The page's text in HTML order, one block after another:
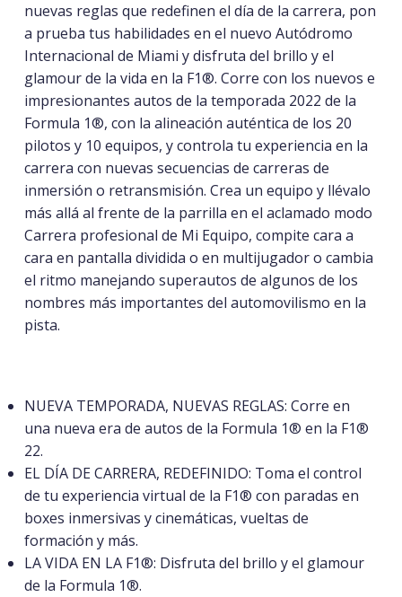
nuevas reglas que redefinen el día de la carrera, pon
a prueba tus habilidades en el nuevo Autódromo
Internacional de Miami y disfruta del brillo y el
glamour de la vida en la F1®. Corre con los nuevos e
impresionantes autos de la temporada 2022 de la
Formula 1®, con la alineación auténtica de los 20
pilotos y 10 equipos, y controla tu experiencia en la
carrera con nuevas secuencias de carreras de
inmersión o retransmisión. Crea un equipo y llévalo
más allá al frente de la parrilla en el aclamado modo
Carrera profesional de Mi Equipo, compite cara a
cara en pantalla dividida o en multijugador o cambia
el ritmo manejando superautos de algunos de los
nombres más importantes del automovilismo en la
pista.
NUEVA TEMPORADA, NUEVAS REGLAS: Corre en
una nueva era de autos de la Formula 1® en la F1®
22.
EL DÍA DE CARRERA, REDEFINIDO: Toma el control
de tu experiencia virtual de la F1® con paradas en
boxes inmersivas y cinemáticas, vueltas de
formación y más.
LA VIDA EN LA F1®: Disfruta del brillo y el glamour
de la Formula 1®.